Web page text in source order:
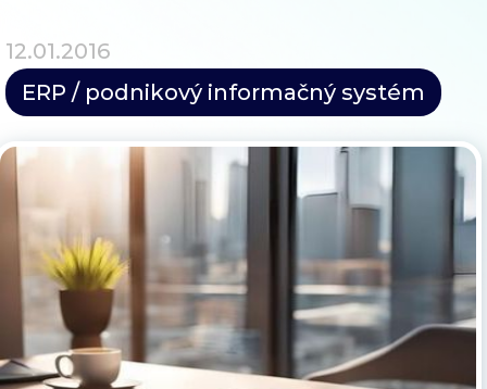
Blog
12.01.2016
ERP / podnikový informačný systém